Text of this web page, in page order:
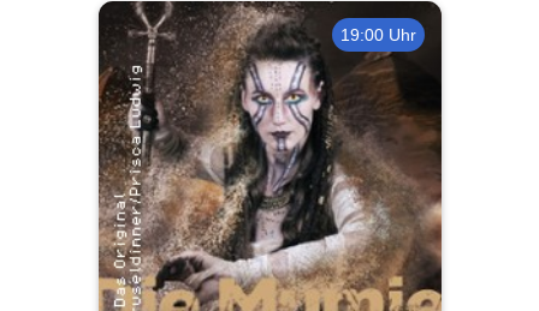
19:00 Uhr